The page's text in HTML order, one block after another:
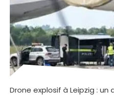
Drone explosif à Leipzig : un